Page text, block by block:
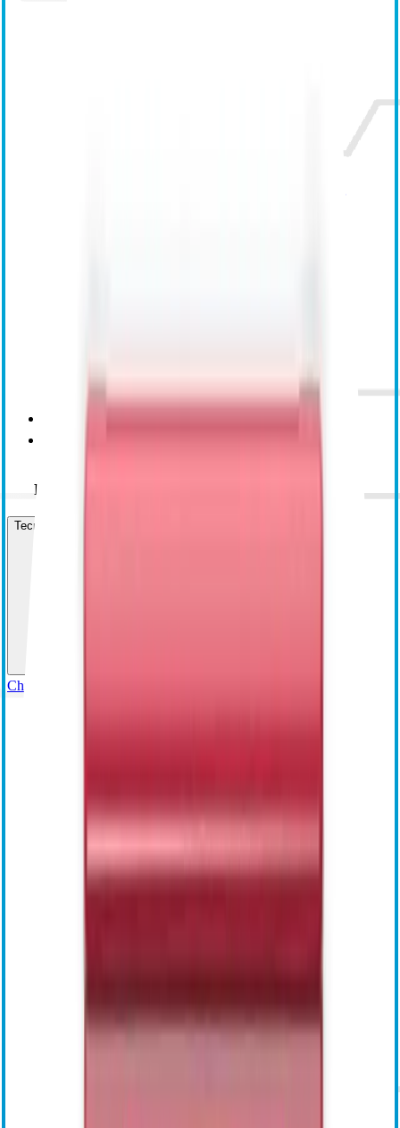
Richiedi informazioni
Tecnologie interventistiche
Chiusura vascolare